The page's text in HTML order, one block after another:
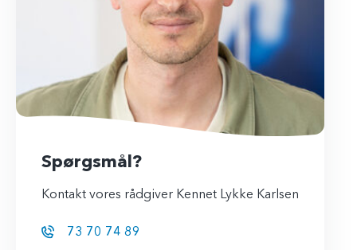
Spørgsmål?
Kontakt vores rådgiver Kennet Lykke Karlsen
73 70 74 89